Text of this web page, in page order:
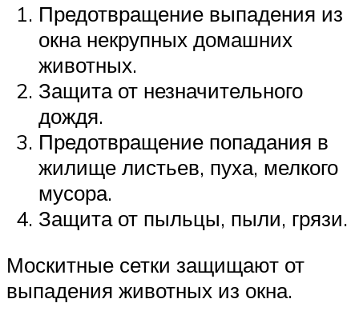
Предотвращение выпадения из
окна некрупных домашних
животных.
Защита от незначительного
дождя.
Предотвращение попадания в
жилище листьев, пуха, мелкого
мусора.
Защита от пыльцы, пыли, грязи.
Москитные сетки защищают от
выпадения животных из окна.